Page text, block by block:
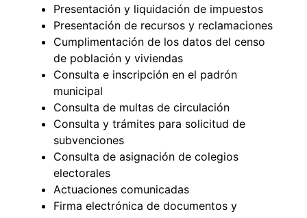
Presentación y liquidación de impuestos
Presentación de recursos y reclamaciones
Cumplimentación de los datos del censo
de población y viviendas
Consulta e inscripción en el padrón
municipal
Consulta de multas de circulación
Consulta y trámites para solicitud de
subvenciones
Consulta de asignación de colegios
electorales
Actuaciones comunicadas
Firma electrónica de documentos y